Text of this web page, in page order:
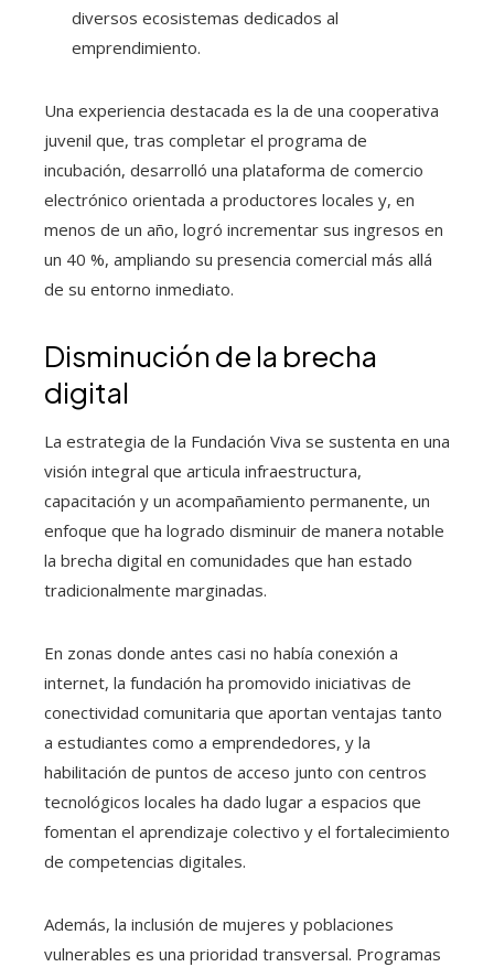
diversos ecosistemas dedicados al
emprendimiento.
Una experiencia destacada es la de una cooperativa
juvenil que, tras completar el programa de
incubación, desarrolló una plataforma de comercio
electrónico orientada a productores locales y, en
menos de un año, logró incrementar sus ingresos en
un 40 %, ampliando su presencia comercial más allá
de su entorno inmediato.
Disminución de la brecha
digital
La estrategia de la Fundación Viva se sustenta en una
visión integral que articula infraestructura,
capacitación y un acompañamiento permanente, un
enfoque que ha logrado disminuir de manera notable
la brecha digital en comunidades que han estado
tradicionalmente marginadas.
En zonas donde antes casi no había conexión a
internet, la fundación ha promovido iniciativas de
conectividad comunitaria que aportan ventajas tanto
a estudiantes como a emprendedores, y la
habilitación de puntos de acceso junto con centros
tecnológicos locales ha dado lugar a espacios que
fomentan el aprendizaje colectivo y el fortalecimiento
de competencias digitales.
Además, la inclusión de mujeres y poblaciones
vulnerables es una prioridad transversal. Programas